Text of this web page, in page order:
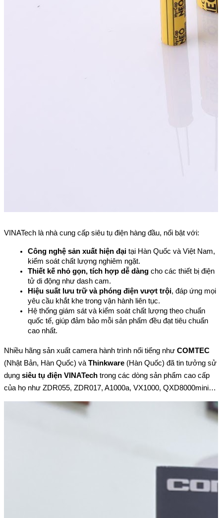
VINATech là nhà cung cấp siêu tụ điện hàng đầu, nổi bật với:
Công nghệ sản xuất hiện đại tại Hàn Quốc và Việt Nam,
kiểm soát chất lượng nghiêm ngặt.
Thiết kế nhỏ gọn, tích hợp dễ dàng cho các thiết bị điện
tử di động như dash cam.
Hiệu suất lưu trữ và phóng điện vượt trội, đáp ứng mọi
yêu cầu khắt khe trong vận hành liên tục.
Hệ thống giám sát và kiểm soát chất lượng theo chuẩn
quốc tế, giúp đảm bảo mỗi sản phẩm đều đạt tiêu chuẩn
cao nhất.
Nhiều hãng sản xuất camera hành trình nổi tiếng như COMTEC
(Nhật Bản, Hàn Quốc) và Thinkware (Hàn Quốc) đã tin tưởng sử
dụng siêu tụ điện VINATech trong các dòng sản phẩm cao cấp
của họ như ZDR055, ZDR017, A1000a, VX1000, QXD8000mini…